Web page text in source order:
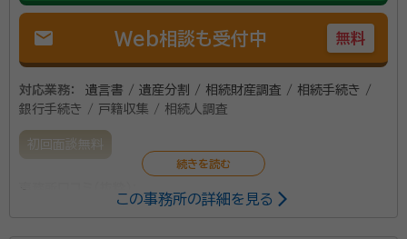
mail Web相談も受付中 無料
対応業務：
遺言書 / 遺産分割 / 相続財産調査 / 相続手続き /
銀行手続き / 戸籍収集 / 相続人調査
初回面談無料
この事務所の詳細を見る